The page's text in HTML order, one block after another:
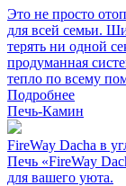
Это не просто
для всей семьи.
терять ни одной
продуманная
тепло по всему
Подробнее
Печь-Камин
FireWay Dacha в
Печь «FireWay
для вашего уюта.